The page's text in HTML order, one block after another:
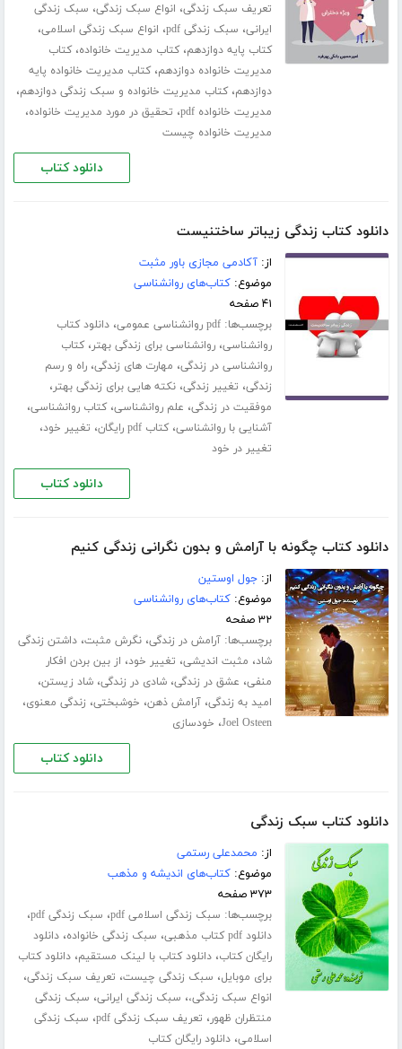
تعریف سبک زندگی، انواع سبک زندگی، سبک زندگی
ایرانی، سبک زندگی pdf ، انواع سبک زندگی اسلامی،
کتاب پایه دوازدهم،کتاب مدیریت خانواده،کتاب
مدیریت خانواده دوازدهم،کتاب مدیریت خانواده پایه
دوازدهم،کتاب مدیریت خانواده و سبک زندگی دوازدهم،
مدیریت خانواده pdf ، تحقیق در مورد مدیریت خانواده،
مدیریت خانواده چیست
دانلود کتاب
دانلود کتاب زندگی زیباتر ساختنیست
از:آکادمی مجازی باور مثبت
موضوع:کتاب‌های روانشناسی
۴۱ صفحه
برچسب‌ها:pdf روانشناسی عمومی ،دانلود کتاب
روانشناسی،روانشناسی برای زندگی بهتر،کتاب
روانشناسی در زندگی، مهارت های زندگی،راه و رسم
زندگی، تغییر زندگی،نکته هایی برای زندگی بهتر،
موفقیت در زندگی، علم روانشناسی،کتاب روانشناسی،
آشنایی با روانشناسی،کتاب pdf رایگان ، تغییر خود،
تغییر در خود
دانلود کتاب
دانلود کتاب چگونه با آرامش و بدون نگرانی زندگی کنیم
از:جول اوستین
موضوع:کتاب‌های روانشناسی
۳۲ صفحه
برچسب‌ها:آرامش در زندگی،نگرش مثبت،داشتن زندگی
شاد، مثبت اندیشی، تغییر خود، از بین بردن افکار
منفی، عشق در زندگی،شادی در زندگی،شاد زیستن،
امید به زندگی،آرامش ذهن، خوشبختی، زندگی معنوی،
Joel Osteen، خودسازی
دانلود کتاب
دانلود کتاب سبک زندگی
از: محمدعلی رستمی
موضوع:کتاب‌های اندیشه و مذهب
۳۷۳ صفحه
برچسب‌ها: سبک زندگی اسلامی pdf ، سبک زندگی pdf ،
دانلود pdf کتاب مذهبی ، سبک زندگی خانواده،دانلود
رایگان کتاب،دانلود کتاب با لینک مستقیم،دانلود کتاب
برای موبایل، سبک زندگی چیست، تعریف سبک زندگی،
انواع سبک زندگی،، سبک زندگی ایرانی، سبک زندگی
منتظران ظهور، تعریف سبک زندگی pdf ، سبک زندگی
اسلامی،دانلود رایگان کتاب